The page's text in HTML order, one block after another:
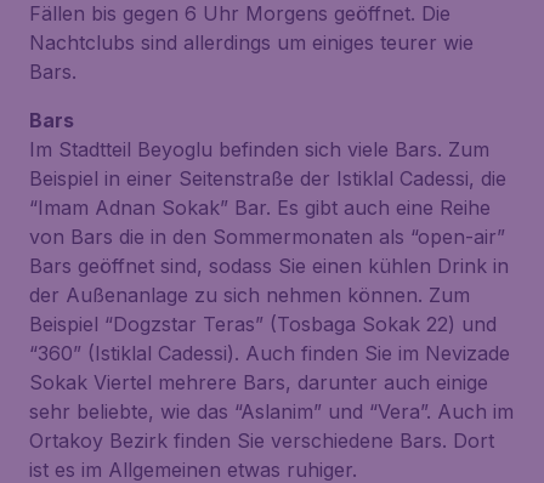
Fällen bis gegen 6 Uhr Morgens geöffnet. Die
Nachtclubs sind allerdings um einiges teurer wie
Bars.
Bars
Im Stadtteil Beyoglu befinden sich viele Bars. Zum
Beispiel in einer Seitenstraße der Istiklal Cadessi, die
“Imam Adnan Sokak” Bar. Es gibt auch eine Reihe
von Bars die in den Sommermonaten als “open-air”
Bars geöffnet sind, sodass Sie einen kühlen Drink in
der Außenanlage zu sich nehmen können. Zum
Beispiel “Dogzstar Teras” (Tosbaga Sokak 22) und
“360” (Istiklal Cadessi). Auch finden Sie im Nevizade
Sokak Viertel mehrere Bars, darunter auch einige
sehr beliebte, wie das “Aslanim” und “Vera”. Auch im
Ortakoy Bezirk finden Sie verschiedene Bars. Dort
ist es im Allgemeinen etwas ruhiger.